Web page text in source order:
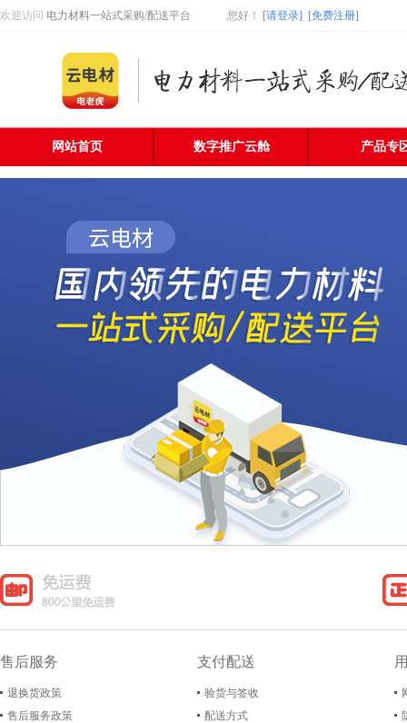
欢迎访问 电力材料一站式采购/配送平台 您好 ！ [请登录] [免费注册]
网站首页 数字推广云舱 产品专
售后服务
退换货政策
售后服务政策
支付配送
验货与签收
配送方式